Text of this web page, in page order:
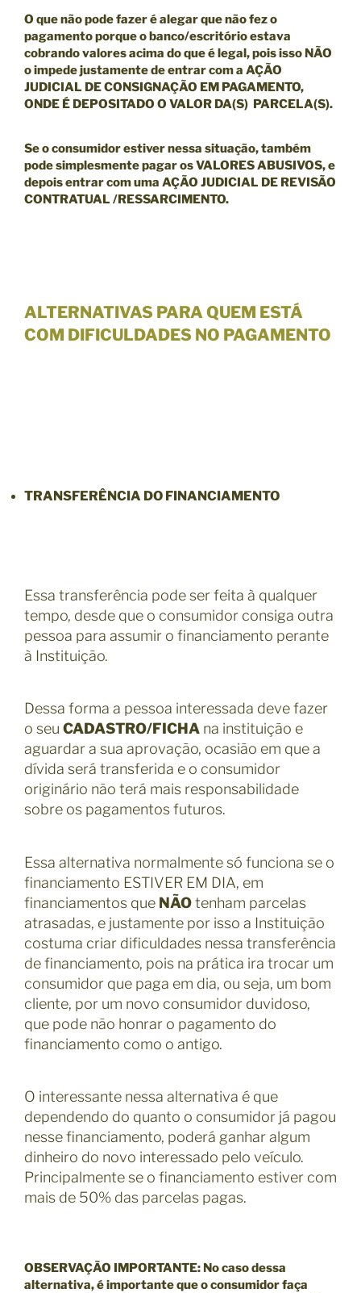
O que não pode fazer é alegar que não fez o
pagamento porque o banco/escritório estava
cobrando valores acima do que é legal, pois isso NÃO
o impede justamente de entrar com a AÇÃO
JUDICIAL DE CONSIGNAÇÃO EM PAGAMENTO,
ONDE É DEPOSITADO O VALOR DA(S) PARCELA(S).
Se o consumidor estiver nessa situação, também
pode simplesmente pagar os VALORES ABUSIVOS, e
depois entrar com uma AÇÃO JUDICIAL DE REVISÃO
CONTRATUAL /RESSARCIMENTO.
ALTERNATIVAS PARA QUEM ESTÁ
COM DIFICULDADES NO PAGAMENTO
TRANSFERÊNCIA DO FINANCIAMENTO
Essa transferência pode ser feita à qualquer
tempo, desde que o consumidor consiga outra
pessoa para assumir o financiamento perante
à Instituição.
Dessa forma a pessoa interessada deve fazer
o seu CADASTRO/FICHA na instituição e
aguardar a sua aprovação, ocasião em que a
dívida será transferida e o consumidor
originário não terá mais responsabilidade
sobre os pagamentos futuros.
Essa alternativa normalmente só funciona se o
financiamento ESTIVER EM DIA, em
financiamentos que NÃOtenham parcelas
atrasadas, e justamente por isso a Instituição
costuma criar dificuldades nessa transferência
de financiamento, pois na prática ira trocar um
consumidor que paga em dia, ou seja, um bom
cliente, por um novo consumidor duvidoso,
que pode não honrar o pagamento do
financiamento como o antigo.
O interessante nessa alternativa é que
dependendo do quanto o consumidor já pagou
nesse financiamento, poderá ganhar algum
dinheiro do novo interessado pelo veículo.
Principalmente se o financiamento estiver com
mais de 50% das parcelas pagas.
OBSERVAÇÃO IMPORTANTE: No caso dessa
alternativa, é importante que o consumidor faça